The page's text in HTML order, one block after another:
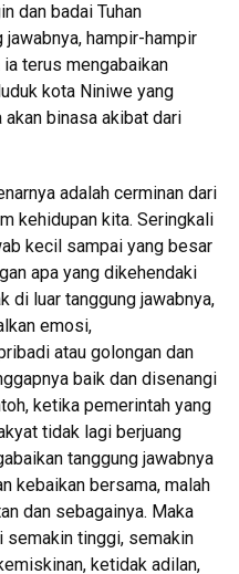
dan badai Tuhan
hampir-hampir
terus mengabaikan
kota Niniwe yang
akan binasa akibat dari
adalah cerminan dari
kehidupan kita. Seringkali
kecil sampai yang besar
apa yang dikehendaki
di luar tanggung jawabnya,
emosi,
atau golongan dan
baik dan disenangi
ketika pemerintah yang
tidak lagi berjuang
tanggung jawabnya
kebaikan bersama, malah
dan sebagainya. Maka
tinggi, semakin
ketidak adilan,